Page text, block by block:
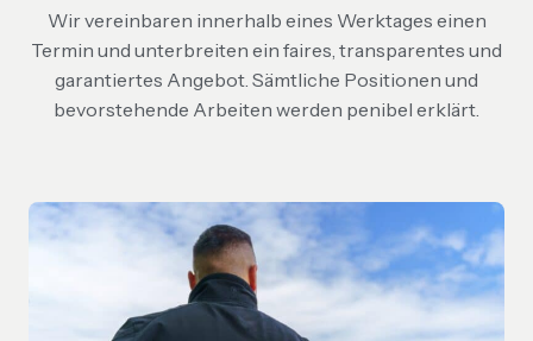
Wir vereinbaren innerhalb eines Werktages einen
Termin und unterbreiten ein faires, transparentes und
garantiertes Angebot. Sämtliche Positionen und
bevorstehende Arbeiten werden penibel erklärt.